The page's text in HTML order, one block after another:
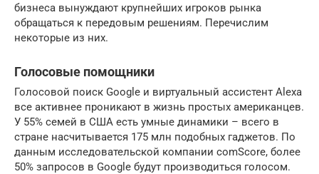
бизнеса вынуждают крупнейших игроков рынка
обращаться к передовым решениям. Перечислим
некоторые из них.
Голосовые помощники
Голосовой поиск Google и виртуальный ассистент Alexa
все активнее проникают в жизнь простых американцев.
У 55% семей в США есть умные динамики – всего в
стране насчитывается 175 млн подобных гаджетов. По
данным исследовательской компании comScore, более
50% запросов в Google будут производиться голосом.